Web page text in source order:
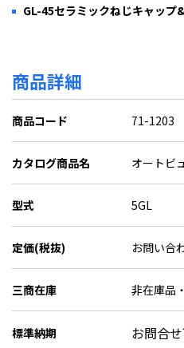
GL-45セラミックねじキャップ
商品詳細
商品コード 71-1203
カタログ商品名 オートビ
型式 5GL
定価(税抜) お問い合
三商在庫 非在庫品
標準納期 お問合